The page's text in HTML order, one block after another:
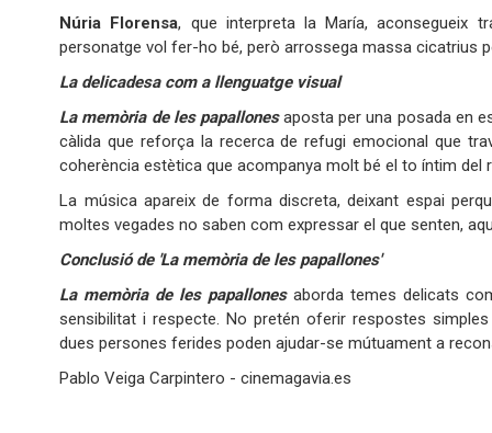
Núria Florensa, que interpreta la María, aconsegueix
personatge vol fer-ho bé, però arrossega massa cicatrius
La delicadesa com a llenguatge visual
La memòria de les papallonesaposta per una posada en
càlida que reforça la recerca de refugi emocional que
coherència estètica que acompanya molt bé el to íntim del
La música apareix de forma discreta, deixant espai
moltes vegades no saben com expressar el que senten,
Conclusió de 'La memòria de les papallones'
La memòria de les papallonesaborda temes delicats
sensibilitat i respecte. No pretén oferir respostes
dues persones ferides poden ajudar-se mútuament a
Pablo Veiga Carpintero - cinemagavia.es